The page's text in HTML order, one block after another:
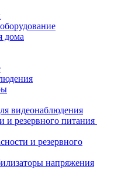
дома
видеонаблюдения
и резервного питания
и резервного
напряжения